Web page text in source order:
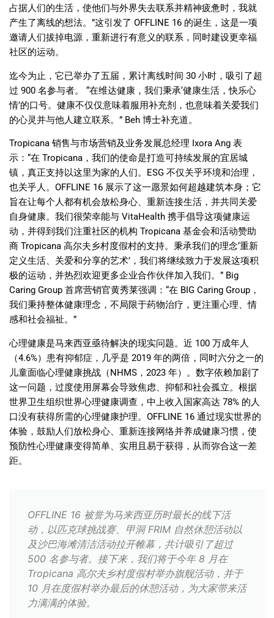
占据人们的生活，使他们与外界失去联系并精神疲惫时，我就
产生了离线的想法。 ”这引发了 OFFLINE 16 的诞生，这是一项
邀请人们拔掉电源，重新进行有意义的联系，同时建设更幸福
社区的运动。
迄今为止，它已举办了五届，累计离线时间 30 小时，吸引了超
过 900 名参与者。 “在维达健康，我们秉承‘健康生活，快乐心
情’的口号。健康不仅仅意味着服用补充剂，也意味着关爱我们
的心灵并与他人建立联系。 ” Beh 博士补充道。
Tropicana 销售与市场营销及业务发展总经理 Ixora Ang 表
示： “在 Tropicana ，我们的使命是打造可持续发展的宜居城
镇，真正支持以这里为家的人们。 ESG 不仅关乎环境和治理，
也关乎人。 OFFLINE 16 展示了这一愿景如何超越建筑本身；它
旨在让每个人都有机会放松身心、重新连接生活，并共同关爱
自身健康。我们很荣幸能与 VitaHealth 携手倡导这项健康运
动，并得到我们注重社区的机构 Tropicana 基金会和活动赞助
商 Tropicana 高尔夫乡村度假村的支持。秉承我们的理念‘重新
定义生活、关爱和分享的艺术’ ，我们将继续致力于发展这项积
极的运动，并热烈欢迎更多企业合作伙伴加入我们。 ” Big
Caring Group 首席营销官黄秀莱强调： “在 BIG Caring Group ，
我们秉持整体健康理念，不局限于药物治疗，更注重心理、情
感和社会福祉。 ”
心理健康是马来西亚亟待解决的现实问题。近 100 万成年人
（4.6%）患有抑郁症，几乎是 2019 年的两倍，同时六分之一的
儿童面临心理健康挑战（NHMS ， 2023 年）。数字依赖加剧了
这一问题，过度使用屏幕会导致焦虑、抑郁和社会孤立。根据
世界卫生组织世界心理健康调查，中上收入国家高达 78% 的人
口没有获得所需的心理健康护理。 OFFLINE 16 通过现实世界的
体验，鼓励人们放松身心、重新连接网络并养成健康习惯，使
预防性心理健康变得简单、实用且易于获得，从而弥合这一差
距。
OFFLINE 16 被誉为马来西亚历时最长的线下活
动，以匹克球挑战赛、甲洞 FRIM 自然休憩活动以
及沙巴海滩清洁活动拉开帷幕，共计吸引了超过
500 名参与者。接下来，我们将于今年 8 月在
Tropicana 高尔夫乡村度假村举办旗舰活动，并于
10 月在度假村举办最后的休憩活动，为大家带来活
力满满的体验。